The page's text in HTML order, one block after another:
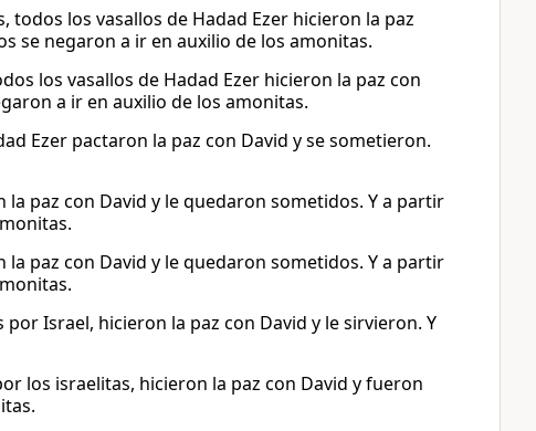
los vasallos de Hadad Ezer hicieron la paz
se negaron a ir en auxilio de los amonitas.
los vasallos de Hadad Ezer hicieron la paz con
a ir en auxilio de los amonitas.
Ezer pactaron la paz con David y se sometieron.
paz con David y le quedaron sometidos. Y a partir
paz con David y le quedaron sometidos. Y a partir
Israel, hicieron la paz con David y le sirvieron. Y
los israelitas, hicieron la paz con David y fueron